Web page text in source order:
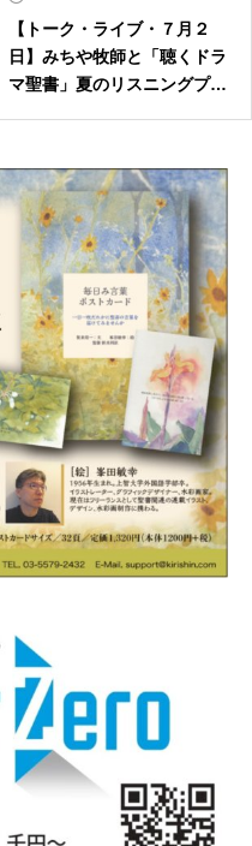
【トーク・ライブ・７月２
日】みちや牧師と「聴くドラ
マ聖書」夏のリスニングプラ